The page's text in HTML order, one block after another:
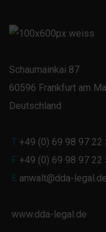
Schaumainkai 87
60596 Frankfurt am
Deutschland
T +49 (0) 69 98 97 22
F +49 (0) 69 98 97 22
E anwalt@dda-legal.de
www.dda-legal.de